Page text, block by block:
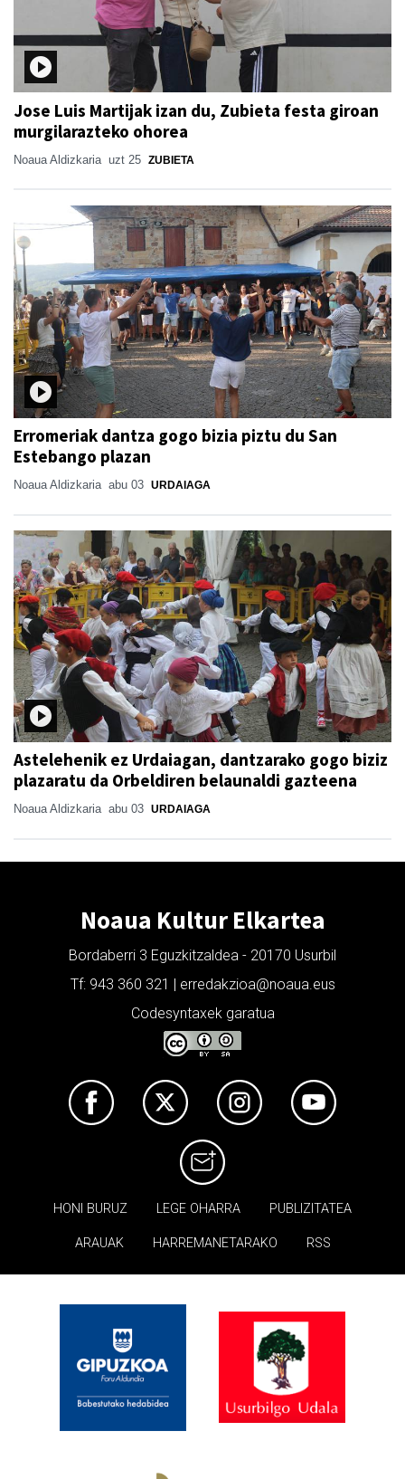
Jose Luis Martijak izan du, Zubieta festa giroan
murgilarazteko ohorea
Noaua Aldizkaria uzt 25 ZUBIETA
Erromeriak dantza gogo bizia piztu du San
Estebango plazan
Noaua Aldizkaria abu 03 URDAIAGA
Astelehenik ez Urdaiagan, dantzarako gogo biziz
plazaratu da Orbeldiren belaunaldi gazteena
Noaua Aldizkaria abu 03 URDAIAGA
Noaua Kultur Elkartea
Bordaberri 3 Eguzkitzaldea - 20170 Usurbil
Tf: 943 360 321 | erredakzioa@noaua.eus
Codesyntaxek garatua
HONI BURUZ LEGE OHARRA PUBLIZITATEA
ARAUAK HARREMANETARAKO RSS